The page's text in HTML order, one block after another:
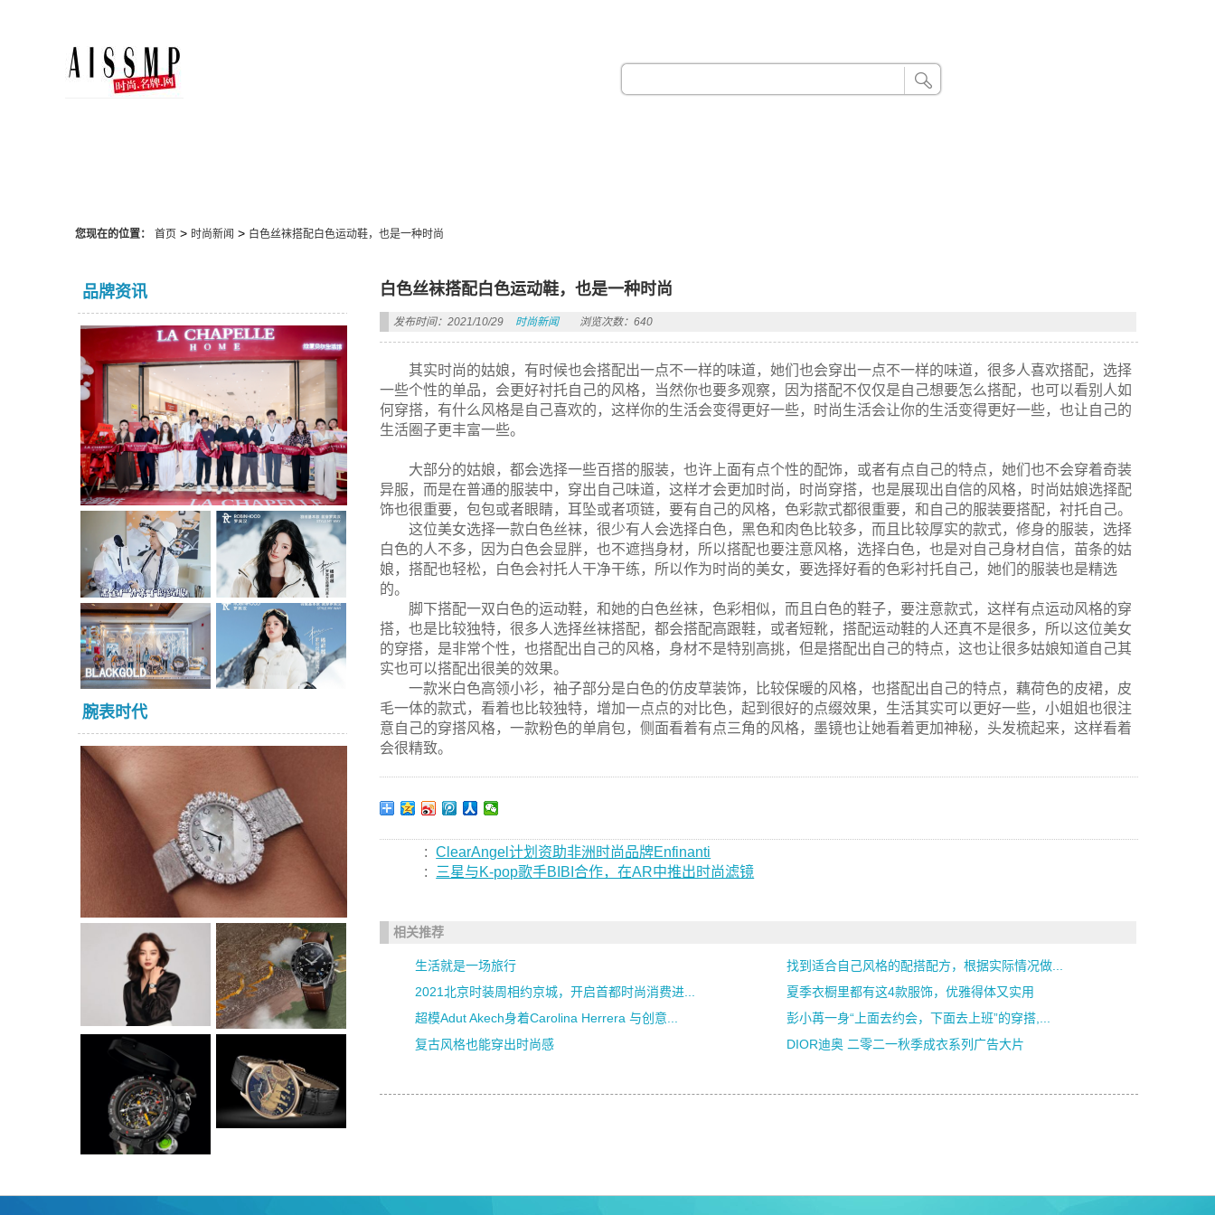
您现在的位置： 首页> 时尚新闻 > 白色丝袜搭配白色运动鞋，也是一种时尚
品牌资讯
腕表时代
白色丝袜搭配白色运动鞋，也是一种时尚
发布时间：2021/10/29 时尚新闻 浏览次数：640
其实时尚的姑娘，有时候也会搭配出一点不一样的味道，她们也会穿出一点不一样的味道，很多人喜欢搭配，选择
一些个性的单品，会更好衬托自己的风格，当然你也要多观察，因为搭配不仅仅是自己想要怎么搭配，也可以看别人如
何穿搭，有什么风格是自己喜欢的，这样你的生活会变得更好一些，时尚生活会让你的生活变得更好一些，也让自己的
生活圈子更丰富一些。
大部分的姑娘，都会选择一些百搭的服装，也许上面有点个性的配饰，或者有点自己的特点，她们也不会穿着奇装
异服，而是在普通的服装中，穿出自己味道，这样才会更加时尚，时尚穿搭，也是展现出自信的风格，时尚姑娘选择配
饰也很重要，包包或者眼睛，耳坠或者项链，要有自己的风格，色彩款式都很重要，和自己的服装要搭配，衬托自己。
这位美女选择一款白色丝袜，很少有人会选择白色，黑色和肉色比较多，而且比较厚实的款式，修身的服装，选择
白色的人不多，因为白色会显胖，也不遮挡身材，所以搭配也要注意风格，选择白色，也是对自己身材自信，苗条的姑
娘，搭配也轻松，白色会衬托人干净干练，所以作为时尚的美女，要选择好看的色彩衬托自己，她们的服装也是精选
的。
脚下搭配一双白色的运动鞋，和她的白色丝袜，色彩相似，而且白色的鞋子，要注意款式，这样有点运动风格的穿
搭，也是比较独特，很多人选择丝袜搭配，都会搭配高跟鞋，或者短靴，搭配运动鞋的人还真不是很多，所以这位美女
的穿搭，是非常个性，也搭配出自己的风格，身材不是特别高挑，但是搭配出自己的特点，这也让很多姑娘知道自己其
实也可以搭配出很美的效果。
一款米白色高领小衫，袖子部分是白色的仿皮草装饰，比较保暖的风格，也搭配出自己的特点，藕荷色的皮裙，皮
毛一体的款式，看着也比较独特，增加一点点的对比色，起到很好的点缀效果，生活其实可以更好一些，小姐姐也很注
意自己的穿搭风格，一款粉色的单肩包，侧面看着有点三角的风格，墨镜也让她看着更加神秘，头发梳起来，这样看着
会很精致。
:
ClearAngel计划资助非洲时尚品牌Enfinanti
:
三星与K-pop歌手BIBI合作，在AR中推出时尚滤镜
相关推荐
生活就是一场旅行
找到适合自己风格的配搭配方，根据实际情况做...
2021北京时装周相约京城，开启首都时尚消费进...
夏季衣橱里都有这4款服饰，优雅得体又实用
超模Adut Akech身着Carolina Herrera 与创意...
彭小苒一身“上面去约会，下面去上班”的穿搭,...
复古风格也能穿出时尚感
DIOR迪奥 二零二一秋季成衣系列广告大片